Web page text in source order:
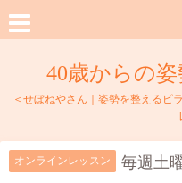
40歳からの
＜せぼねやさん｜姿勢を整えるピ
オンラインレッスン 毎週土